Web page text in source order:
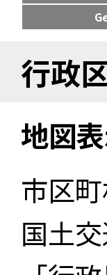
行政
地図
市区
国土